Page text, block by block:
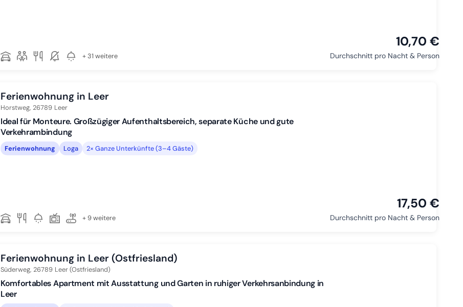
+ 31 weitere
10,70 €
Durchschnitt pro Nacht & Person
Ferienwohnung in Leer
Horstweg, 26789 Leer
Ideal für Monteure. Großzügiger Aufenthaltsbereich, separate Küche und gute
Verkehrambindung
Ferienwohnung Loga 2× Ganze Unterkünfte (3–4 Gäste)
+ 9 weitere
17,50 €
Durchschnitt pro Nacht & Person
Ferienwohnung in Leer (Ostfriesland)
Süderweg, 26789 Leer (Ostfriesland)
Komfortables Apartment mit Ausstattung und Garten in ruhiger Verkehrsanbindung in
Leer